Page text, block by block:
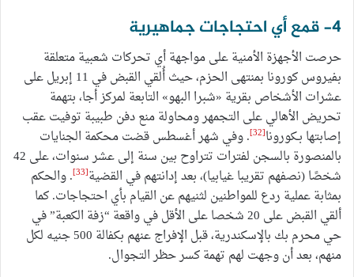
4- قمع أي احتجاجات جماهيرية
حرصت الأجهزة الأمنية على مواجهة أي تحركات شعبية متعلقة
بفيروس كورونا بمنتهى الحزم، حيث أُلقي القبض في 11 إبريل على
عشرات الأشخاص بقرية «شبرا البهو» التابعة لمركز أجا، بتهمة
تحريض الأهالي على التجمهر ومحاولة منع دفن طبيبة توفيت عقب
إصابتها بـكورونا[32]
. وفي شهر أغسطس قضت محكمة الجنايات
بالمنصورة بالسجن لفترات تتراوح بين سنة إلى عشر سنوات، على 42
شخصًا (نصفهم تقريبا غيابيا)، بعد إدانتهم في القضية[33]
. والحكم
بمثابة عملية ردع للمواطنين لثنيهم عن القيام بأي احتجاجات. كما
ألقي القبض على 20 شخصا على الأقل في واقعة “زفة الكعبة” في
حي محرم بك بالإسكندرية، قبل الإفراج عنهم بكفالة 500 جنيه لكل
منهم، بعد أن وجهت لهم تهمة كسر حظر التجوال.